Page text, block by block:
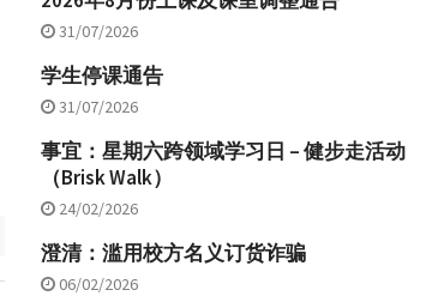
31/07/2026
学生停课通告
31/07/2026
事宜：星期六跨领域学习日 – 健步走活动
（Brisk Walk）
24/02/2026
澄清：滥用校方名义订货诈骗
06/02/2026